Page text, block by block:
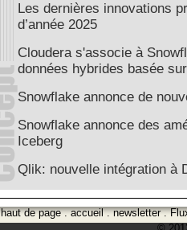
Les dernières innovations
d’année 2025
Cloudera s'associe à
données hybrides basée
Snowflake annonce de
Snowflake annonce des
Iceberg
Qlik: nouvelle intégration à
haut de page.accueil.newsletter.